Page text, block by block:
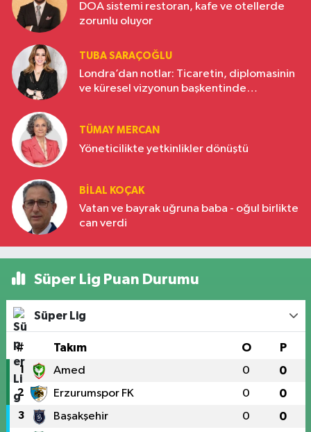
DOA sistemi restoran, kafe ve otellerde
zorunlu oluyor
TUBA SARAÇOĞLU
Londra’dan notlar: Ticaretin, diplomasinin
ve küresel vizyonun başkentinde
TÜMAY MERCAN
Yöneticilikte yetkinlikler dönüştü
BILAL KOÇAK
Vatan ve bayrak uğruna baba - oğul birlikte
can verdi
Süper Lig Puan Durumu
Süper Lig
# Takım O P
1 Amed 0 0
2 Erzurumspor FK 0 0
3 Başakşehir 0 0